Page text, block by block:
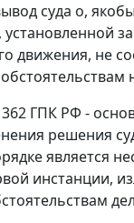
суда о,
установленной
движения, не
362 ГПК РФ -
решения
является
инстанции,